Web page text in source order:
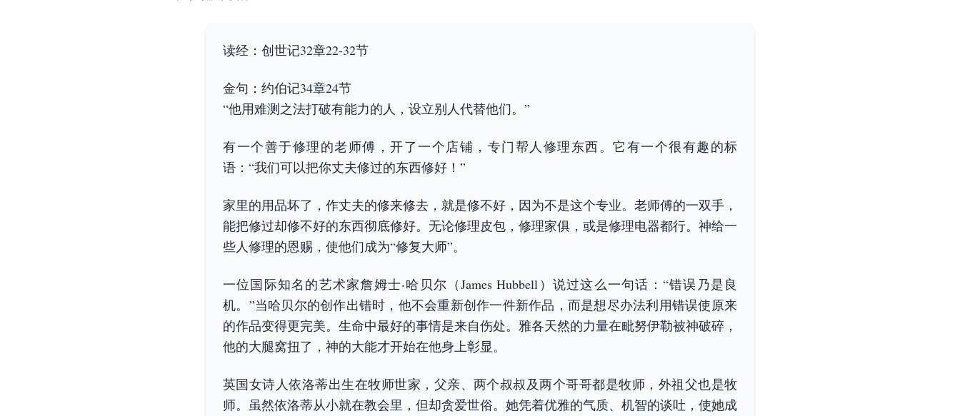
读经：创世记32章22-32节
金句：约伯记34章24节
“他用难测之法打破有能力的人，设立别人代替他们。”
有一个善于修理的老师傅，开了一个店铺，专门帮人修理东西。它有一个很有趣的标
语：“我们可以把你丈夫修过的东西修好！”
家里的用品坏了，作丈夫的修来修去，就是修不好，因为不是这个专业。老师傅的一双手，
能把修过却修不好的东西彻底修好。无论修理皮包，修理家俱，或是修理电器都行。神给一
些人修理的恩赐，使他们成为“修复大师”。
一位国际知名的艺术家詹姆士‧哈贝尔（James Hubbell）说过这么一句话：“错误乃是良
机。”当哈贝尔的创作出错时，他不会重新创作一件新作品，而是想尽办法利用错误使原来
的作品变得更完美。生命中最好的事情是来自伤处。雅各天然的力量在毗努伊勒被神破碎，
他的大腿窝扭了，神的大能才开始在他身上彰显。
英国女诗人依洛蒂出生在牧师世家，父亲、两个叔叔及两个哥哥都是牧师，外祖父也是牧
师。虽然依洛蒂从小就在教会里，但却贪爱世俗。她凭着优雅的气质、机智的谈吐，使她成